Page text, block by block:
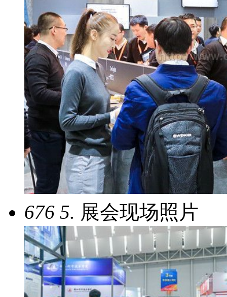
676 5. 展会现场照片